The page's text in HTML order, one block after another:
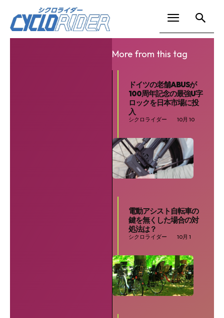
More from this tag
ドイツの老舗ABUSが
100周年記念の最強U字
ロックを日本市場に投
入
シクロライダー 10月 10
電動アシスト自転車の
鍵を無くした場合の対
処法は？
シクロライダー 10月 1